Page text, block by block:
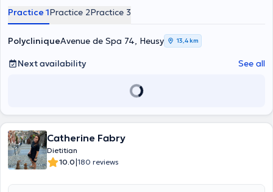
Practice 1Practice 2Practice 3
PolycliniqueAvenue de Spa 74, Heusy 13,4 km
Next availability See all
Catherine Fabry
Dietitian
10.0|180 reviews